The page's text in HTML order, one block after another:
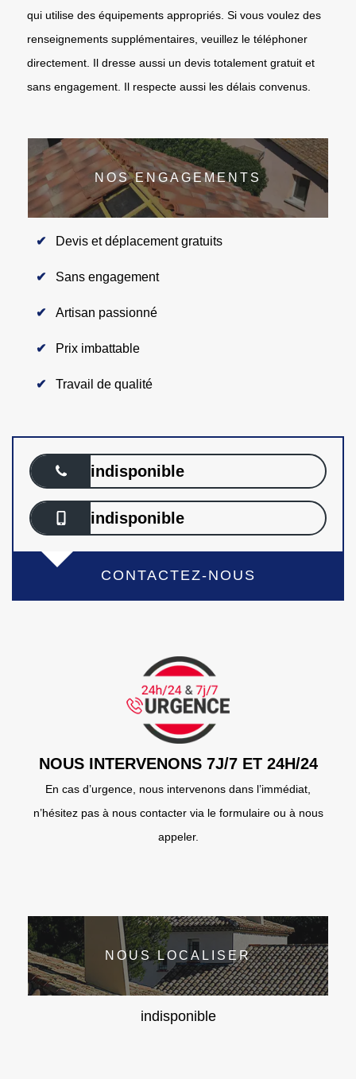
qui utilise des équipements appropriés. Si vous voulez des
renseignements supplémentaires, veuillez le téléphoner
directement. Il dresse aussi un devis totalement gratuit et
sans engagement. Il respecte aussi les délais convenus.
NOS ENGAGEMENTS
Devis et déplacement gratuits
Sans engagement
Artisan passionné
Prix imbattable
Travail de qualité
indisponible
indisponible
CONTACTEZ-NOUS
NOUS INTERVENONS 7J/7 ET 24H/24
En cas d’urgence, nous intervenons dans l’immédiat,
n’hésitez pas à nous contacter via le formulaire ou à nous
appeler.
NOUS LOCALISER
indisponible